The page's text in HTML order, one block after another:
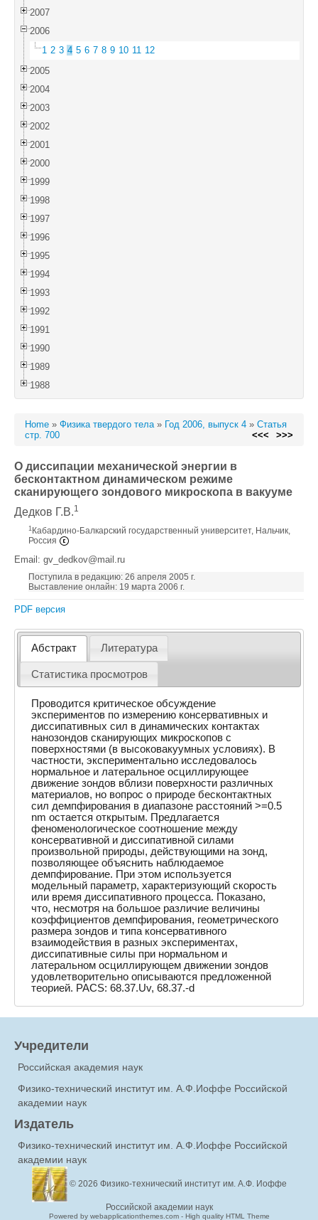
2007
2006
1 2 3 4 5 6 7 8 9 10 11 12
2005
2004
2003
2002
2001
2000
1999
1998
1997
1996
1995
1994
1993
1992
1991
1990
1989
1988
Home » Физика твердого тела» Год 2006, выпуск 4 » Статья
стр. 700
<<< >>>
О диссипации механической энергии в
бесконтактном динамическом режиме
сканирующего зондового микроскопа в вакууме
Дедков Г.В.1
1 Кабардино-Балкарский государственный университет, Нальчик,
Россия
Email: gv_dedkov@mail.ru
Поступила в редакцию: 26 апреля 2005 г.
Выставление онлайн: 19 марта 2006 г.
PDF версия
Абстракт Литература
Статистика просмотров
Проводится критическое обсуждение
экспериментов по измерению консервативных и
диссипативных сил в динамических контактах
нанозондов сканирующих микроскопов с
поверхностями (в высоковакуумных условиях). В
частности, экспериментально исследовалось
нормальное и латеральное осциллирующее
движение зондов вблизи поверхности различных
материалов, но вопрос о природе бесконтактных
сил демпфирования в диапазоне расстояний >=0.5
nm остается открытым. Предлагается
феноменологическое соотношение между
консервативной и диссипативной силами
произвольной природы, действующими на зонд,
позволяющее объяснить наблюдаемое
демпфирование. При этом используется
модельный параметр, характеризующий скорость
или время диссипативного процесса. Показано,
что, несмотря на большое различие величины
коэффициентов демпфирования, геометрического
размера зондов и типа консервативного
взаимодействия в разных экспериментах,
диссипативные силы при нормальном и
латеральном осциллирующем движении зондов
удовлетворительно описываются предложенной
теорией. PACS: 68.37.Uv, 68.37.-d
Учредители
Российская академия наук
Физико-технический институт им. А.Ф.Иоффе Российской
академии наук
Издатель
Физико-технический институт им. А.Ф.Иоффе Российской
академии наук
© 2026 Физико-технический институт им. А.Ф. Иоффе
Российской академии наук
Powered by webapplicationthemes.com - High quality HTML Theme